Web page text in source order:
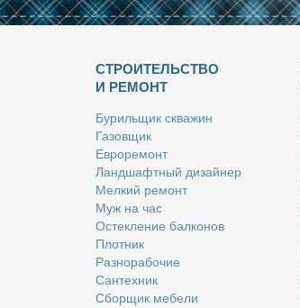
СТРОИТЕЛЬСТВО
И РЕМОНТ
Бу­риль­щик сква­жин
Га­зов­щик
Ев­ро­ре­монт
Ланд­шафт­ный ди­зай­нер
Мел­кий ре­монт
Муж на час
Остек­ле­ние бал­ко­нов
Плот­ник
Раз­но­ра­бо­чие
Сан­тех­ник
Сбор­щик ме­бе­ли